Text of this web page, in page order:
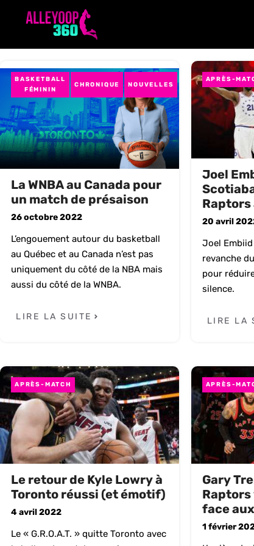
BASKETBALL
FÉMININ
CHRONIQUE NOUVELLES
La WNBA au Canada pour
un match de présaison
26 octobre 2022
L’engouement autour du basketball
au Québec et au Canada n’est pas
uniquement du côté de la NBA mais
aussi du côté de la WNBA.
LIRE LA SUITE
APRÈS-
Joel
Raptors
20 avril
Joel
revanche
pour
silence.
LIRE LA
APRÈS-MATCH
Le retour de Kyle Lowry à
Toronto réussi (et émotif)
4 avril 2022
Le « G.R.O.A.T. » quitte Toronto avec
APRÈS-
Gary
face
1 février